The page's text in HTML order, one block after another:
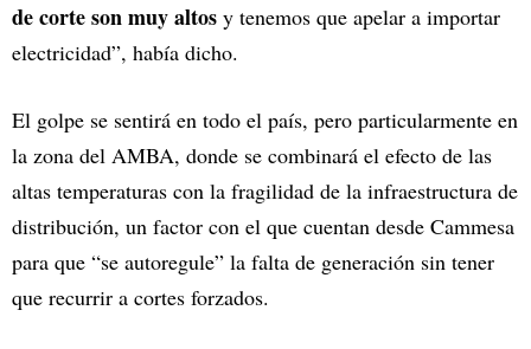
de corte son muy altos y tenemos que apelar a importar
electricidad”, había dicho.
El golpe se sentirá en todo el país, pero particularmente en
la zona del AMBA, donde se combinará el efecto de las
altas temperaturas con la fragilidad de la infraestructura de
distribución, un factor con el que cuentan desde Cammesa
para que “se autoregule” la falta de generación sin tener
que recurrir a cortes forzados.